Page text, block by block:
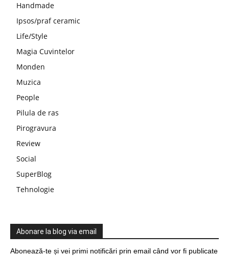
Handmade
Ipsos/praf ceramic
Life/Style
Magia Cuvintelor
Monden
Muzica
People
Pilula de ras
Pirogravura
Review
Social
SuperBlog
Tehnologie
Abonare la blog via email
Abonează-te și vei primi notificări prin email când vor fi publicate